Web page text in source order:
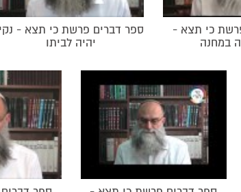
'ונקם ישיב לצריו
הגויים. הנקמה
'מזמור לדוד
ספר דברים
יששכר וזבולון
זבולון עסק במסחר
לזכות שניהם.
לימוד התורה של
יומא: הלל , אלעזר
ישראל. שמחת
כי תצא -
במחנה
ספר דברים פרשת כי תצא - נקי
יהיה לביתו